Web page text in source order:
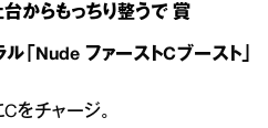
台からもっちり整うで 賞
「Nude ファーストCブースト」
をチャージ。